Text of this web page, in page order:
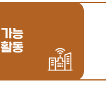
능
동